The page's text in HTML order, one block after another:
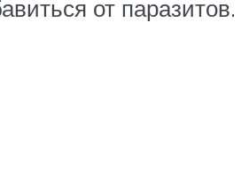
от паразитов.